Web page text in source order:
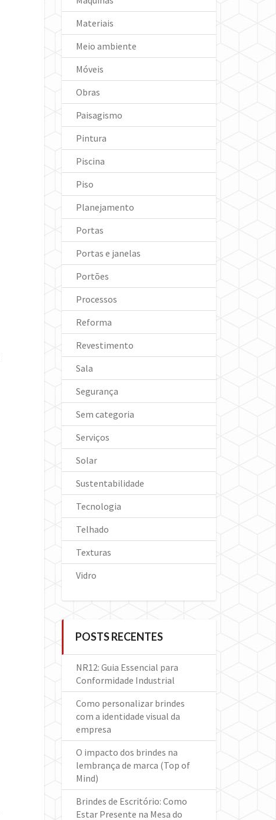
Materiais
Meio ambiente
Móveis
Obras
Paisagismo
Pintura
Piscina
Piso
Planejamento
Portas
Portas e janelas
Portões
Processos
Reforma
Revestimento
Sala
Segurança
Sem categoria
Serviços
Solar
Sustentabilidade
Tecnologia
Telhado
Texturas
Vidro
POSTS RECENTES
NR12: Guia Essencial para
Conformidade Industrial
Como personalizar brindes
com a identidade visual da
empresa
O impacto dos brindes na
lembrança de marca (Top of
Mind)
Brindes de Escritório: Como
Estar Presente na Mesa do